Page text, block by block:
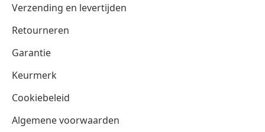
Verzending en levertijden
Retourneren
Garantie
Keurmerk
Cookiebeleid
Algemene voorwaarden